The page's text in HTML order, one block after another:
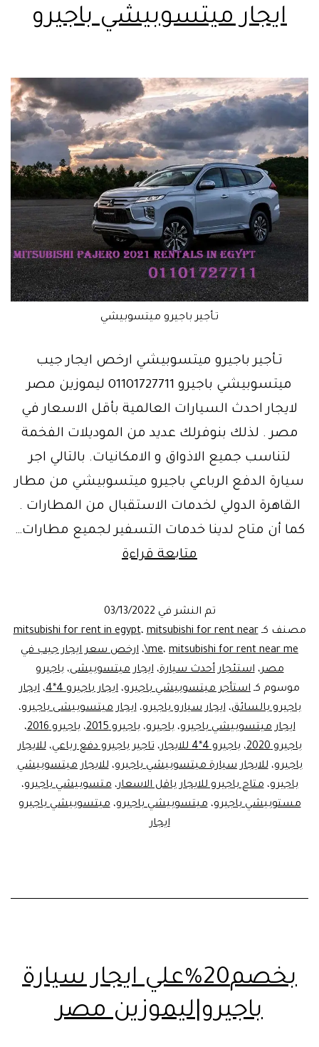
ايجار ميتسوبيشي باجيرو
تـأجير باجيرو ميتسوبيشي
تـأجير باجيرو ميتسوبيشي ارخص ايجار جيب
ميتسوبيشي باجيرو 01101727711 ليموزين مصر
لايجار احدث السيارات العالمية بأقل الاسعار في
مصر . لذلك بنوفرلك عديد من الموديلات الفخمة
لتناسب جميع الاذواق و الامكانيات. بالتالي اجر
سيارة الدفع الرباعي باجيرو ميتسوبيشي من مطار
القاهرة الدولي لخدمات الاستقبال من المطارات .
كما أن متاح لدينا خدمات التسفير لجميع مطارات…
متابعة قراءة
فخمة
..
ايجار
ميتسوبيشي
باجيرو
تم النشر في 03/13/2022
مصنف كـ
mitsubishi for rent in egypt،mitsubishi for rent near
me، mitsubishi for rent near me\ ، ارخص سعر ايجار جيب في
مصر،استئجار أحدث سيارة،ايجار ميتسوبيشى،باجيرو
موسوم كـ استأجر ميتسوبيشي باجيرو، ايجار باجيرو 4*4 ، ايجار
باجيرو بالسائق،ايجار سيارو باجيرو،ايجار ميتسوبيشى باجيرو،
ايجار ميتسوبيشي باجيرو،باجيرو،باجيرو 2015 ،باجيرو 2016
،
باجيرو 2020
،باجيرو 4*4 للايجار ،تاجير باجيرو دفع رباعي،للايجار
باجيرو،للايجار سيارة ميتسوبيشي باجيرو،للايجار ميتسوبيشي
باجيرو،متاح باجيرو للايجار باقل الاسعار،متسوبيشي باجيرو،
مستوبيشي باجيرو،ميتسوبيشي باجيرو،ميتسوبيشي باجيرو
ايجار
بخصم20%علي ايجار سيارة
باجيرو|ليموزين مصر